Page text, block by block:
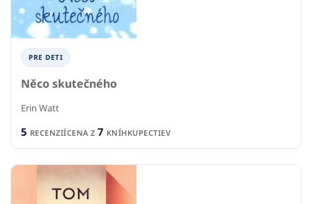
PRE DETI
Něco skutečného
Erin Watt
5 RECENZIÍCENA Z 7 KNÍHKUPECTIEV